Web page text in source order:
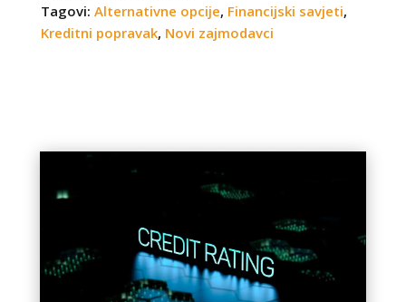
Tagovi: Alternativne opcije, Financijski savjeti,
Kreditni popravak, Novi zajmodavci